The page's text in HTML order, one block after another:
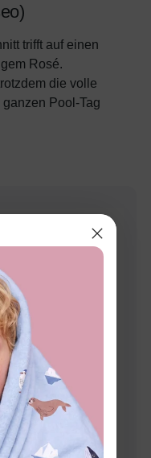
trifft auf einen
Rosé.
die volle
Pool-Tag